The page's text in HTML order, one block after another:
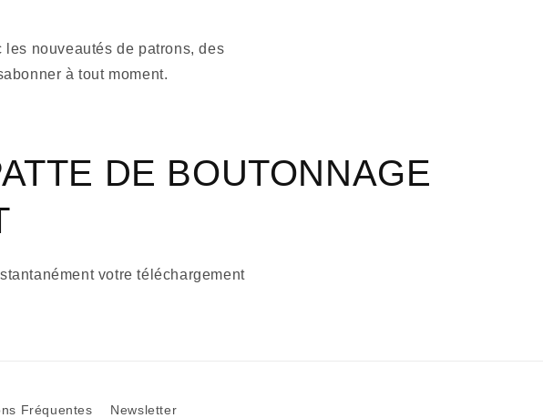
nouveautés de patrons, des
à tout moment.
DE BOUTONNAGE
votre téléchargement
Fréquentes Newsletter